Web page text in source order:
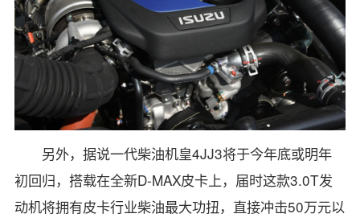
另外，据说一代柴油机皇4JJ3将于今年底或明年
初回归，搭载在全新D-MAX皮卡上，届时这款3.0T发
动机将拥有皮卡行业柴油最大功扭，直接冲击50万元以